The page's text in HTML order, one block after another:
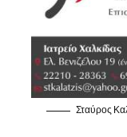
Σταύρος